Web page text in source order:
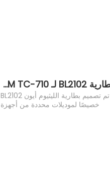
بطارية BL2102 لـ Hytera TC700 TC-780 TC-780M TC-710
تم تصميم بطارية الليثيوم أيون BL2102
خصيصًا لموديلات محددة من أجهزة